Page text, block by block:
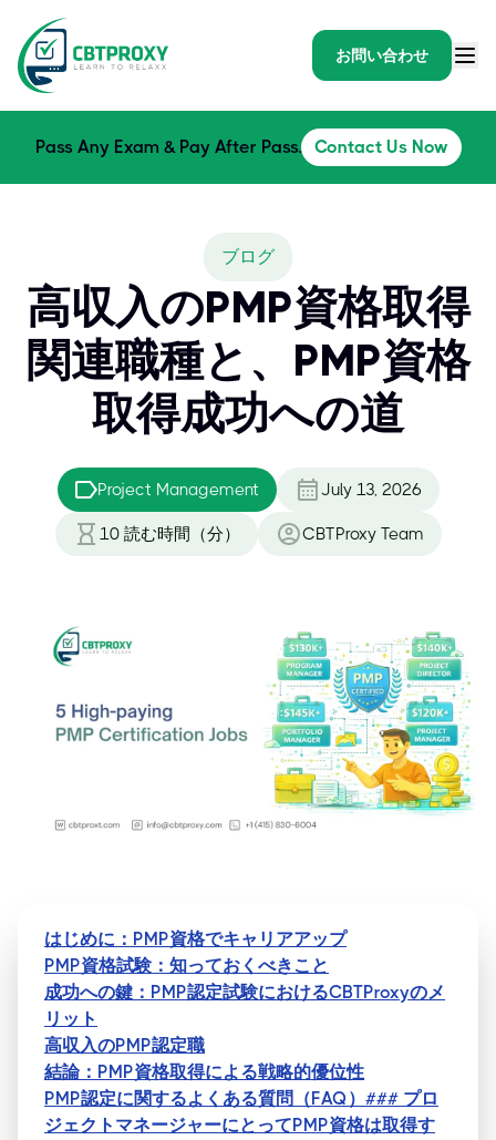
お問い合わせ
Pass Any Exam & Pay After Pass. Contact Us Now
ブログ
高収入のPMP資格取得
関連職種と、PMP資格
取得成功への道
Project Management July 13, 2026
10 読む時間（分） CBTProxy Team
はじめに：PMP資格でキャリアアップ
PMP資格試験：知っておくべきこと
成功への鍵：PMP認定試験におけるCBTProxyのメ
リット
高収入のPMP認定職
結論：PMP資格取得による戦略的優位性
PMP認定に関するよくある質問（FAQ）### プロ
ジェクトマネージャーにとってPMP資格は取得す